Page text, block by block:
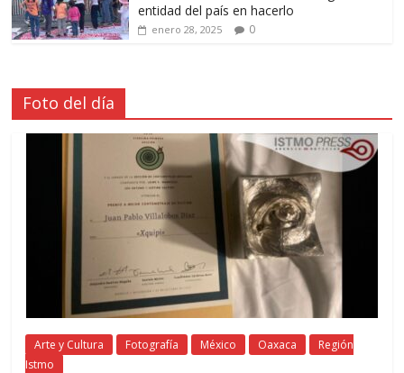
entidad del país en hacerlo
enero 28, 2025 0
Foto del día
Arte y Cultura Fotografía México Oaxaca
Región
Istmo